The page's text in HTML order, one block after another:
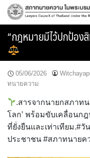
Skip
“กฎหมายมีไว้ปกป้อ
05/06/2026
ทนายความ
.สารจากนายกสภาทน
โลก’ พร้อมขับเคลื่อนก
ที่ยั่งยืนและเท่าเทียม.#
ประชาชน #สภาทนายค